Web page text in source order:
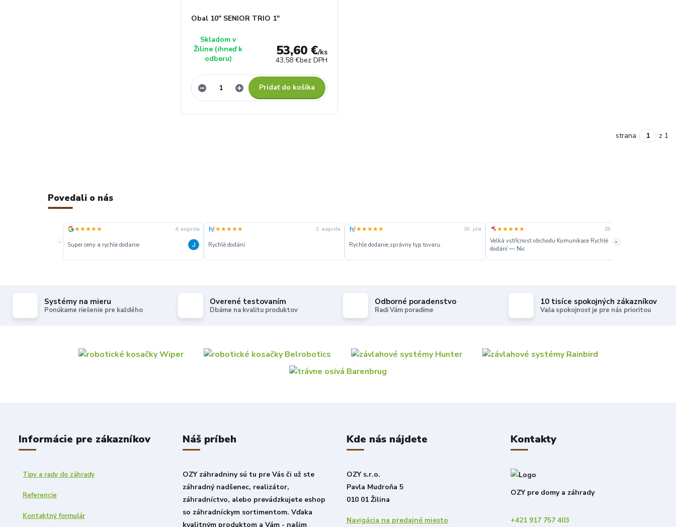
Obal 10" SENIOR TRIO 1"
53,60 €/ks
43,58 €bez DPH
Skladom v
Žiline (ihneď k
odberu)
Pridať do košíka
strana z 1
Povedali o nás
«
★★★★★ 4. augusta
Super ceny a rychle dodanie
★★★★★ 2. augusta
Rychlé dodání
★★★★★ 30. júla
Rychle dodanie,správny typ tovaru.
★★★★★ 28. júla
Velká vstřícnost obchodu Komunikace Rychlé
dodání — Nic
»
Systémy na mieru
Ponúkame riešenie pre každého
Overené testovaním
Dbáme na kvalitu produktov
Odborné poradenstvo
Radi Vám poradíme
10 tisíce spokojných zákazníkov
Vaša spokojnosť je pre nás prioritou
Informácie pre zákazníkov
Tipy a rady do záhrady
Referencie
Kontaktný formulár
Náš príbeh
OZY záhradniny sú tu pre Vás či už ste
záhradný nadšenec, realizátor,
záhradníctvo, alebo prevádzkujete eshop
so záhradníckym sortimentom. Vďaka
kvalitným produktom a Vám - našim
Kde nás nájdete
OZY s.r.o.
Pavla Mudroňa 5
010 01 Žilina
Navigácia na predajné miesto
Kontakty
OZY pre domy a záhrady
+421 917 757 403